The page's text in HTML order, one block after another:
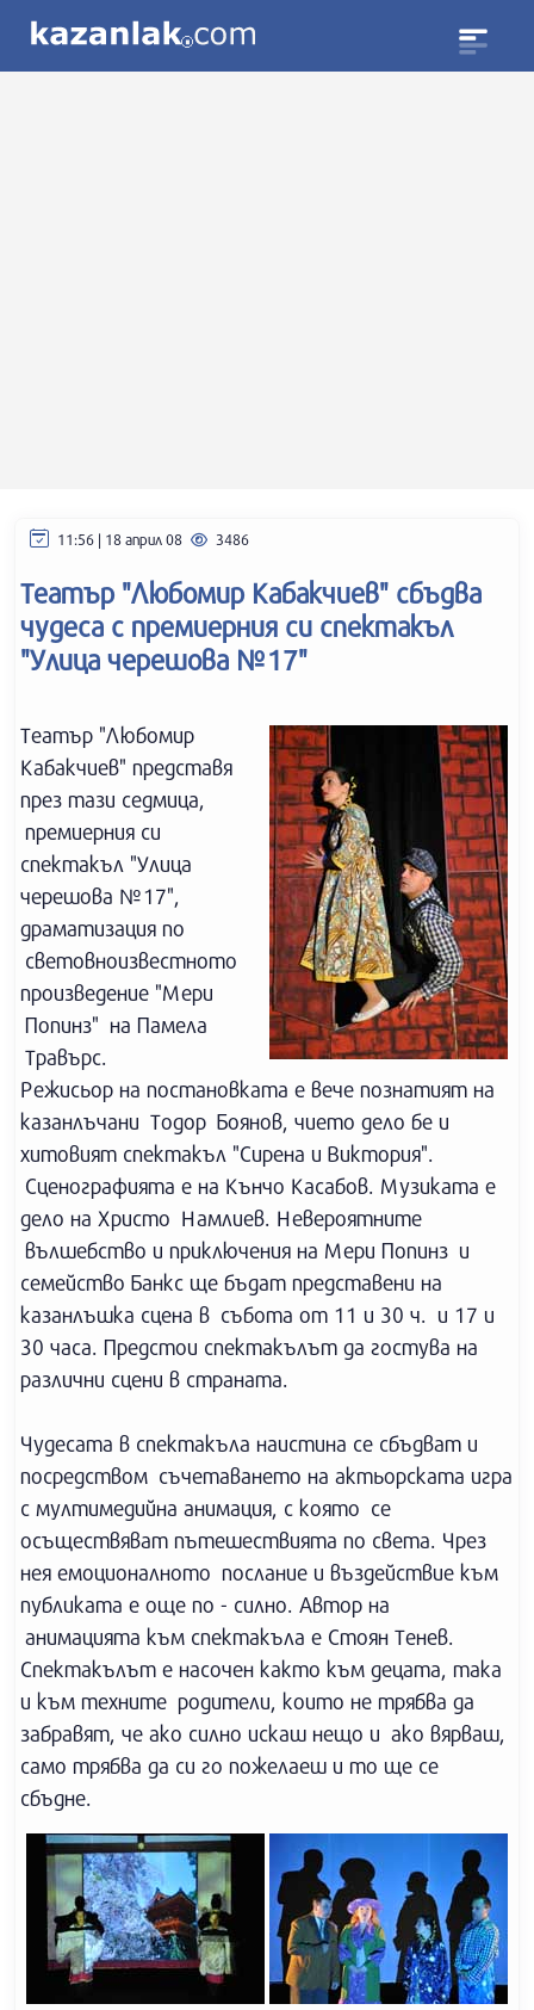
11:56 | 18 април 08 3486
Театър "Любомир Кабакчиев" сбъдва
чудеса с премиерния си спектакъл
"Улица черешова №17"
Театър "Любомир
Кабакчиев" представя
през тази седмица,
премиерния си
спектакъл "Улица
черешова №17",
драматизация по
световноизвестното
произведение "Мери
Попинз" на Памела
Травърс.
Режисьор на постановката е вече познатият на
казанлъчани Тодор Боянов, чието дело бе и
хитовият спектакъл "Сирена и Виктория".
Сценографията е на Кънчо Касабов. Музиката е
дело на Христо Намлиев. Невероятните
вълшебство и приключения на Мери Попинз и
семейство Банкс ще бъдат представени на
казанлъшка сцена в събота от 11 и 30 ч. и 17 и
30 часа. Предстои спектакълът да гостува на
различни сцени в страната.
Чудесата в спектакъла наистина се сбъдват и
посредством съчетаването на актьорската игра
с мултимедийна анимация, с която се
осъществяват пътешествията по света. Чрез
нея емоционалното послание и въздействие към
публиката е още по - силно. Автор на
анимацията към спектакъла е Стоян Тенев.
Спектакълът е насочен както към децата, така
и към техните родители, които не трябва да
забравят, че ако силно искаш нещо и ако вярваш,
само трябва да си го пожелаеш и то ще се
сбъдне.